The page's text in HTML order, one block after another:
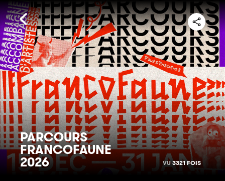
PARCOURS
FRANCOFAUNE
2026 VU 3321 FOIS